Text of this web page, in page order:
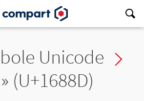
Unicode
» (U+1688D)